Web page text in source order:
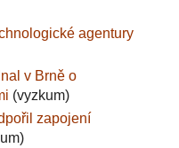
agentury
v Brně o
(vyzkum)
zapojení